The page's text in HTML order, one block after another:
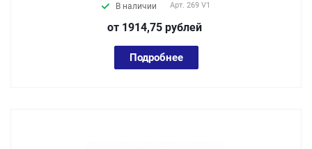
В наличии Арт. 269 V1
от 1914,75 рублей
Подробнее